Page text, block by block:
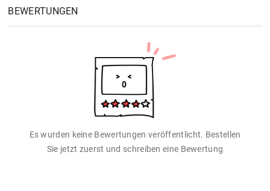
BEWERTUNGEN
Es wurden keine Bewertungen veröffentlicht. Bestellen
Sie jetzt zuerst und schreiben eine Bewertung